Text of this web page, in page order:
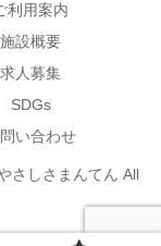
利用案内
施設概要
求人募集
SDGs
い合わせ
さしさまんてん All